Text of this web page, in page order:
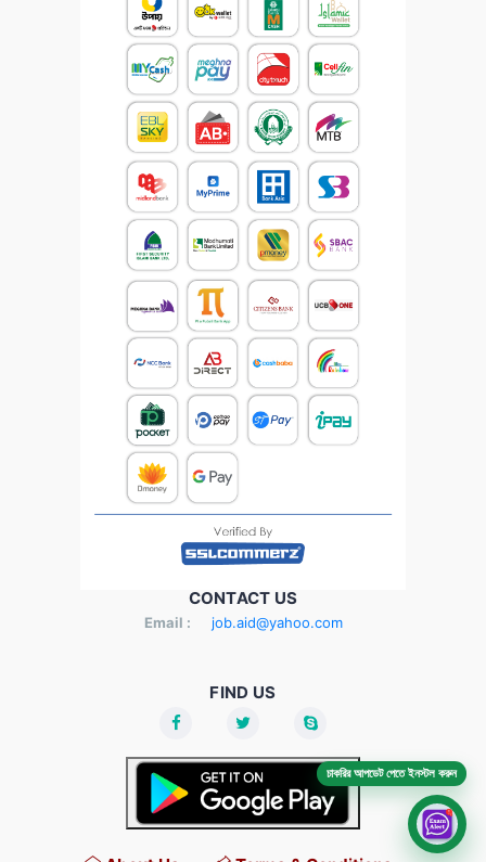
CONTACT US
Email : job.aid@yahoo.com
FIND US
চাকরির আপডেট পেতে ইনস্টল করুন